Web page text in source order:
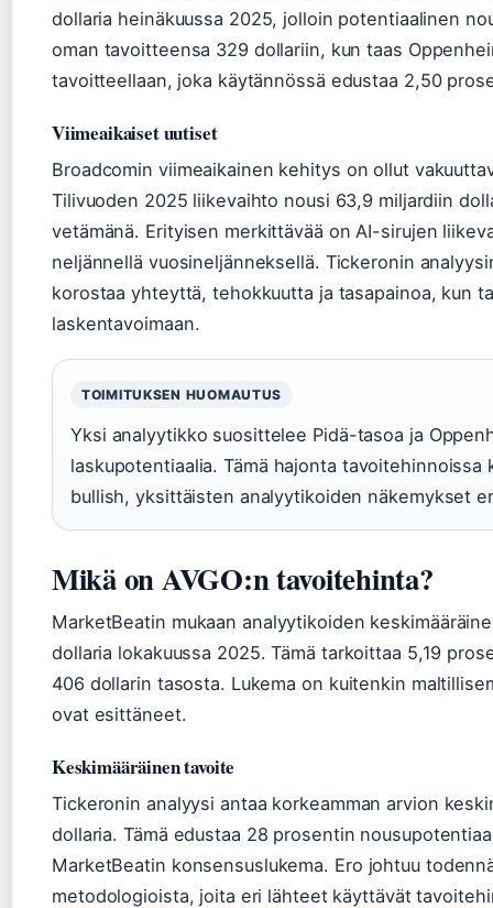
dollaria heinäkuussa 2025, jolloin potentiaalinen
oman tavoitteensa 329 dollariin, kun taas
tavoitteellaan, joka käytännössä edustaa 2,50
Viimeaikaiset uutiset
Broadcomin viimeaikainen kehitys on ollut
Tilivuoden 2025 liikevaihto nousi 63,9 miljardiin
vetämänä. Erityisen merkittävää on AI-sirujen
neljännellä vuosineljänneksellä. Tickeronin
korostaa yhteyttä, tehokkuutta ja tasapainoa, kun
laskentavoimaan.
TOIMITUKSEN HUOMAUTUS
Yksi analyytikko suosittelee Pidä-tasoa ja
laskupotentiaalia. Tämä hajonta
bullish, yksittäisten analyytikoiden näkemykset
Mikä on AVGO:n tavoitehinta?
MarketBeatin mukaan analyytikoiden
dollaria lokakuussa 2025. Tämä tarkoittaa 5,19
406 dollarin tasosta. Lukema on kuitenkin
ovat esittäneet.
Keskimääräinen tavoite
Tickeronin analyysi antaa korkeamman arvion
dollaria. Tämä edustaa 28 prosentin
MarketBeatin konsensuslukema. Ero johtuu
metodologioista, joita eri lähteet käyttävät